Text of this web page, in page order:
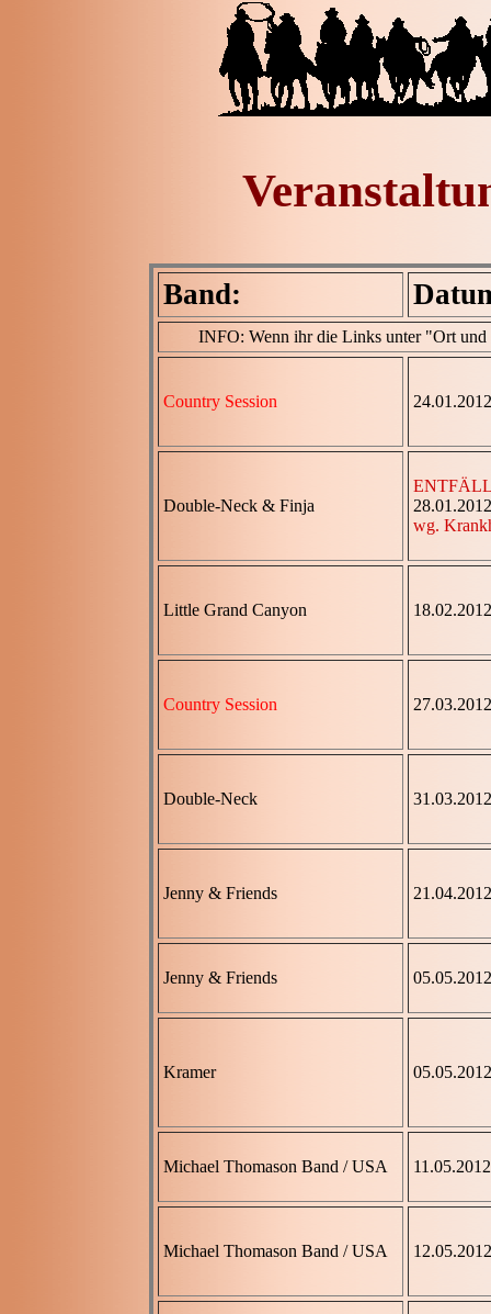
Band:
INFO: Wenn ihr die Links unter "Ort
Country Session 24.01.2012
Double-Neck & Finja
28.01.2012
wg.
Little Grand Canyon 18.02.2012
Country Session 27.03.2012
Double-Neck 31.03.2012
Jenny & Friends 21.04.2012
Jenny & Friends 05.05.2012
Kramer 05.05.2012
Michael Thomason Band / USA 11.05.2012
Michael Thomason Band / USA 12.05.2012